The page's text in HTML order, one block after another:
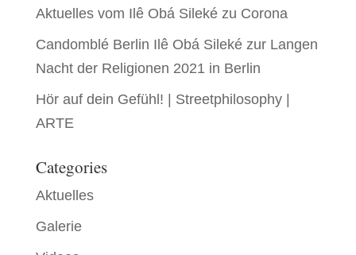
Aktuelles vom Ilê Obá Sileké zu Corona
Candomblé Berlin Ilê Obá Sileké zur Langen
Nacht der Religionen 2021 in Berlin
Hör auf dein Gefühl! | Streetphilosophy |
ARTE
Categories
Aktuelles
Galerie